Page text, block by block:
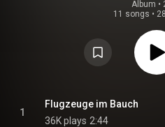
Album •
11 songs •
1
Flugzeuge im Bauch
36K plays 2:44